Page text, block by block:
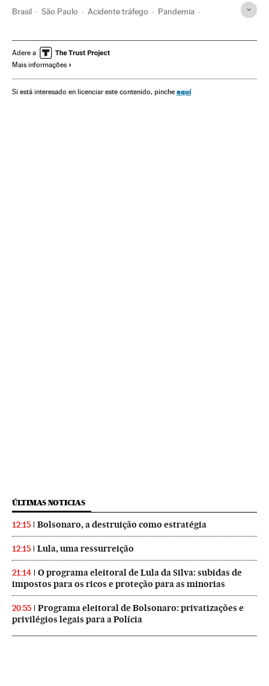
Brasil São Paulo Acidente tráfego Pandemia
Polícia militar
Adere a
Mais informações
Si está interesado en licenciar este contenido, pinche aquí
ÚLTIMAS NOTICIAS
12:15 Bolsonaro, a destruição como estratégia
12:15 Lula, uma ressurreição
21:14
O programa eleitoral de Lula da Silva: subidas de
impostos para os ricos e proteção para as minorias
20:55
Programa eleitoral de Bolsonaro: privatizações e
privilégios legais para a Polícia